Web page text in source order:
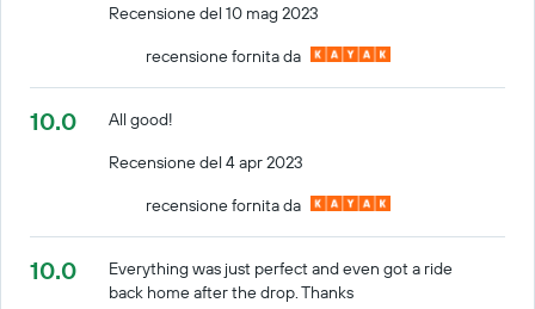
Recensione del 10 mag 2023
recensione fornita da
10.0
All good!
Recensione del 4 apr 2023
recensione fornita da
10.0
Everything was just perfect and even got a ride
back home after the drop. Thanks